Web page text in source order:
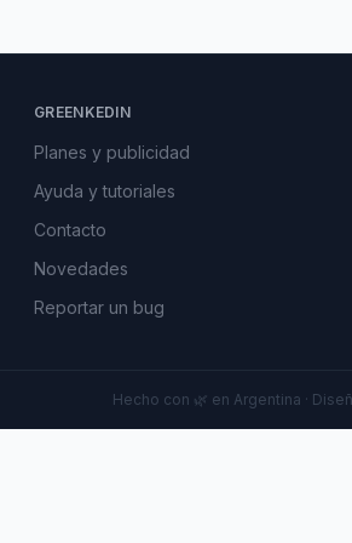
GREENKEDIN
Planes y publicidad
Ayuda y tutoriales
Contacto
Novedades
Reportar un bug
Hecho con 🌿 en Argentina ·